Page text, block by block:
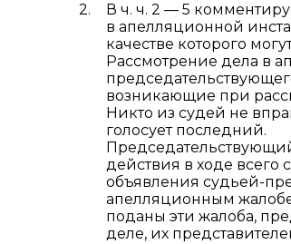
В ч. ч. 2 — 5
в апелляционной
качестве которого
Рассмотрение дела в
возникающие при
Никто из судей не
голосует последний.
действия в ходе всего
объявления судьей-
апелляционным
поданы эти жалоба,
деле, их